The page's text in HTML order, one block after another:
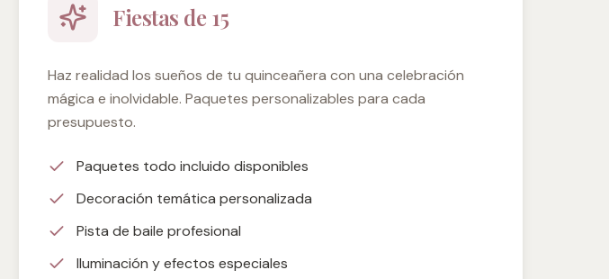
Fiestas de 15
Haz realidad los sueños de tu quinceañera con una celebración
mágica e inolvidable. Paquetes personalizables para cada
presupuesto.
Paquetes todo incluido disponibles
Decoración temática personalizada
Pista de baile profesional
Iluminación y efectos especiales